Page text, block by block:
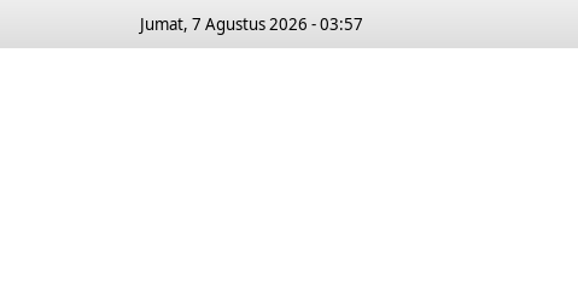
Jumat, 7 Agustus 2026 - 03:57